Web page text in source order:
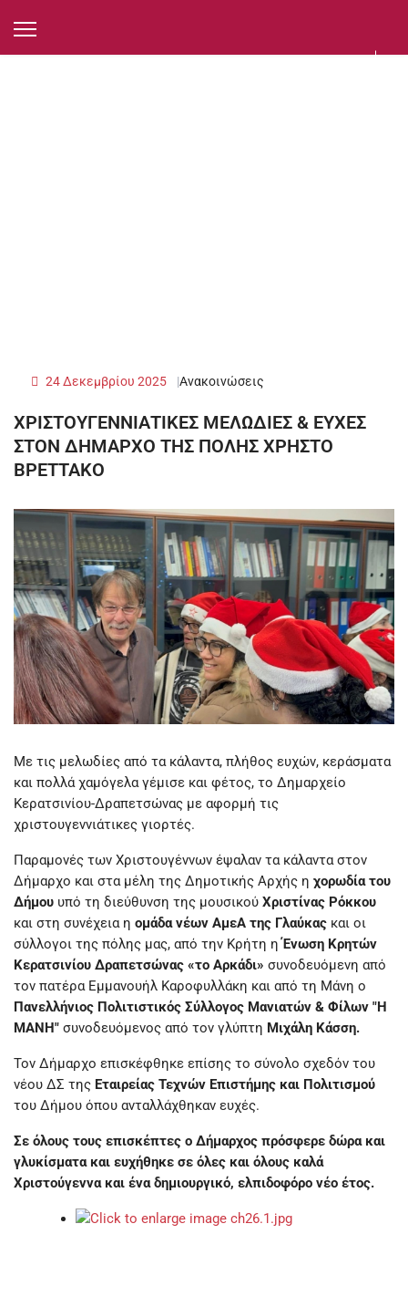
Ανακοινώσεις
24 Δεκεμβρίου 2025
ΧΡΙΣΤΟΥΓΕΝΝΙΑΤΙΚΕΣ ΜΕΛΩΔΙΕΣ & ΕΥΧΕΣ
ΣΤΟΝ ΔΗΜΑΡΧΟ ΤΗΣ ΠΟΛΗΣ ΧΡΗΣΤΟ
ΒΡΕΤΤΑΚΟ
Με τις μελωδίες από τα κάλαντα, πλήθος ευχών, κεράσματα
και πολλά χαμόγελα γέμισε και φέτος, το Δημαρχείο
Κερατσινίου-Δραπετσώνας με αφορμή τις
χριστουγεννιάτικες γιορτές.
Παραμονές των Χριστουγέννων έψαλαν τα κάλαντα στον
Δήμαρχο και στα μέλη της Δημοτικής Αρχής η χορωδία του
Δήμου υπό τη διεύθυνση της μουσικού Χριστίνας Ρόκκου
και στη συνέχεια η ομάδα νέων ΑμεΑ της Γλαύκας και οι
σύλλογοι της πόλης μας, από την Κρήτη ηΈνωση Κρητών
Κερατσινίου Δραπετσώνας «το Αρκάδι» συνοδευόμενη από
τον πατέρα Εμμανουήλ Καροφυλλάκη και από τη Μάνη ο
Πανελλήνιος Πολιτιστικός Σύλλογος Μανιατών & Φίλων "Η
ΜΑΝΗ" συνοδευόμενος από τον γλύπτη Μιχάλη Κάσση.
Τον Δήμαρχο επισκέφθηκε επίσης το σύνολο σχεδόν του
νέου ΔΣ της Εταιρείας Τεχνών Επιστήμης και Πολιτισμού
του Δήμου όπου ανταλλάχθηκαν ευχές.
Σε όλους τους επισκέπτες ο Δήμαρχος πρόσφερε δώρα και
γλυκίσματα και ευχήθηκε σε όλες και όλους καλά
Χριστούγεννα και ένα δημιουργικό, ελπιδοφόρο νέο έτος.